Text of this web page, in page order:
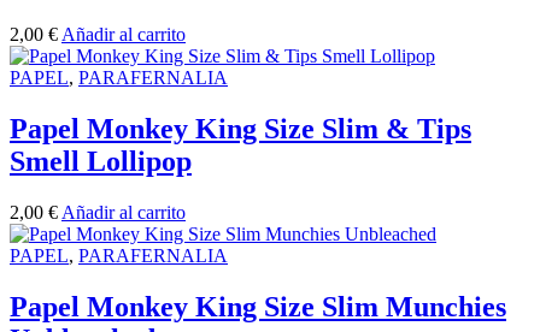
2,00 € Añadir al carrito
PAPEL, PARAFERNALIA
Papel Monkey King Size Slim & Tips
Smell Lollipop
2,00 € Añadir al carrito
PAPEL, PARAFERNALIA
Papel Monkey King Size Slim Munchies